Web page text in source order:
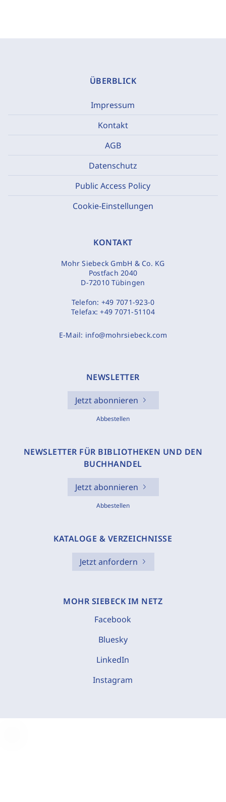
ÜBERBLICK
Impressum
Kontakt
AGB
Datenschutz
Public Access Policy
Cookie-Einstellungen
KONTAKT
Mohr Siebeck GmbH & Co. KG
Postfach 2040
D-72010 Tübingen
Telefon: +49 7071-923-0
Telefax:+49 7071-51104
E-Mail: info@mohrsiebeck.com
NEWSLETTER
Jetzt abonnieren
Abbestellen
NEWSLETTER FÜR BIBLIOTHEKEN UND DEN
BUCHHANDEL
Jetzt abonnieren
Abbestellen
KATALOGE & VERZEICHNISSE
Jetzt anfordern
MOHR SIEBECK IM NETZ
Facebook
Bluesky
LinkedIn
Instagram